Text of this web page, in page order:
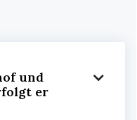
und
er
